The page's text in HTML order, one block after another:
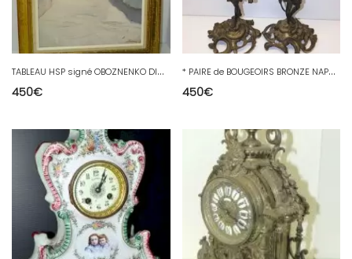
T
ABLEAU HSP signé OBOZNENKO DIMITRI (1930/2002) petite rue de Crimée 1964 CADRE
450€
*
PAIRE de BOUGEOIRS BRONZE NAPOLEON III XIXe PERSONNAGES INDIENS/AFRICAINS D
450€